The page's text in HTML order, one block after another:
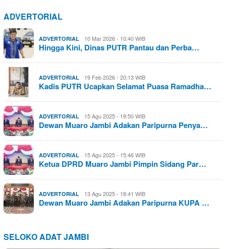
ADVERTORIAL
ADVERTORIAL 10 Mar 2026 - 10:40 WIB
Hingga Kini, Dinas PUTR Pantau dan Perba…
ADVERTORIAL 19 Feb 2026 - 20:13 WIB
Kadis PUTR Ucapkan Selamat Puasa Ramadha…
ADVERTORIAL 15 Agu 2025 - 19:50 WIB
Dewan Muaro Jambi Adakan Paripurna Penya…
ADVERTORIAL 15 Agu 2025 - 15:46 WIB
Ketua DPRD Muaro Jambi Pimpin Sidang Par…
ADVERTORIAL 13 Agu 2025 - 18:41 WIB
Dewan Muaro Jambi Adakan Paripurna KUPA …
SELOKO ADAT JAMBI